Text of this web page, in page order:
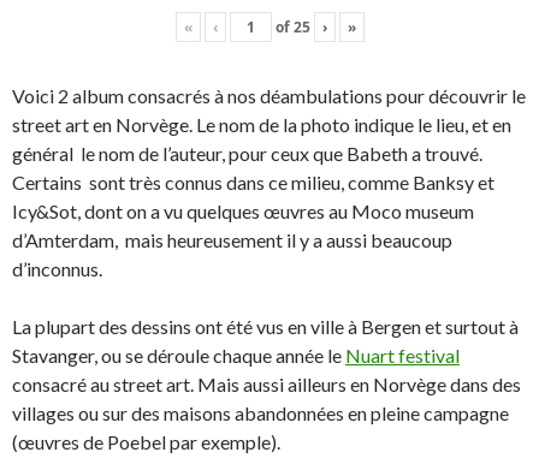
« ‹ of25 › »
Voici 2 album consacrés à nos déambulations pour découvrir le
street art en Norvège. Le nom de la photo indique le lieu, et en
général le nom de l’auteur, pour ceux que Babeth a trouvé.
Certains sont très connus dans ce milieu, comme Banksy et
Icy&Sot, dont on a vu quelques œuvres au Moco museum
d’Amterdam, mais heureusement il y a aussi beaucoup
d’inconnus.
La plupart des dessins ont été vus en ville à Bergen et surtout à
Stavanger, ou se déroule chaque année le Nuart festival
consacré au street art. Mais aussi ailleurs en Norvège dans des
villages ou sur des maisons abandonnées en pleine campagne
(œuvres de Poebel par exemple).